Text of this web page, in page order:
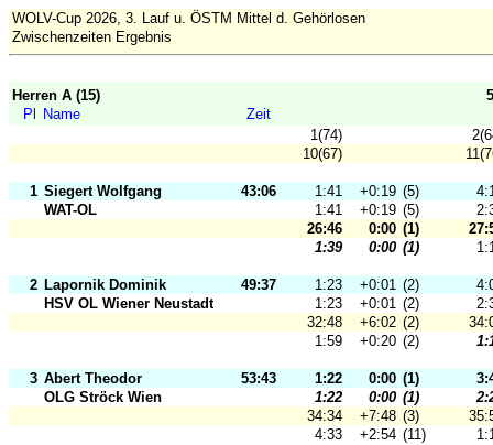
WOLV-Cup 2026, 3. Lauf u. ÖSTM Mittel d. Gehörlosen
Zwischenzeiten Ergebnis
Herren A (15)
Pl
Name
Zeit
1(74)
10(67)
1 Siegert Wolfgang 43:06 1:41 +0:19 (5)
WAT-OL
1:41 +0:19 (5)
26:46
0:00 (1)
1:39
0:00 (1)
2 Lapornik Dominik 49:37 1:23 +0:01 (2)
HSV OL Wiener Neustadt
1:23 +0:01 (2)
32:48
+6:02 (2)
1:59
+0:20 (2)
3 Abert Theodor 53:43 1:22 0:00 (1)
OLG Ströck Wien
1:22 0:00 (1)
34:34
+7:48 (3)
4:33
+2:54 (11)